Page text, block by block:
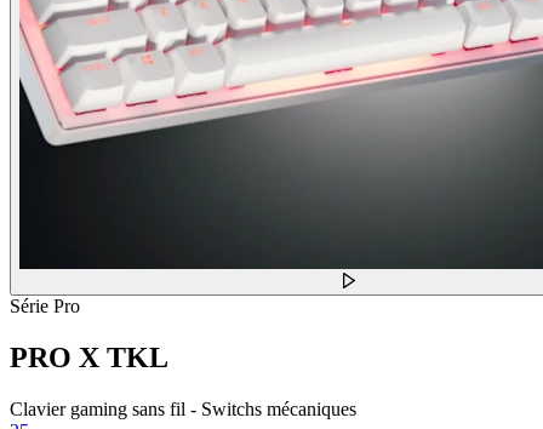
Série Pro
PRO X TKL
Clavier gaming sans fil - Switchs mécaniques